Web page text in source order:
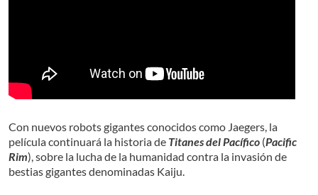
Con nuevos robots gigantes conocidos como Jaegers, la
película continuará la historia de Titanes del Pacífico (Pacific
Rim), sobre la lucha de la humanidad contra la invasión de
bestias gigantes denominadas Kaiju.